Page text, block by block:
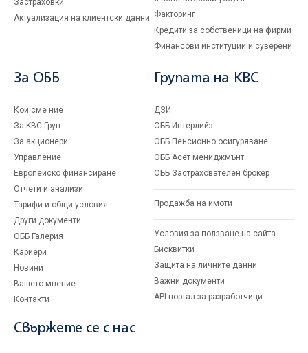
Застраховки
Актуализация на клиентски данни Факторинг
Кредити за собственици на фирми
Финансови институции и суверени
За ОББ
Кои сме ние
За KBC Груп
За акционери
Управление
Европейско финансиране
Отчети и анализи
Тарифи и общи условия
Други документи
ОББ Галерия
Кариери
Новини
Вашето мнение
Контакти
Групата на KBC
ДЗИ
ОББ Интерлийз
ОББ Пенсионно осигуряване
ОББ Асет мениджмънт
ОББ Застрахователен брокер
Продажба на имоти
Условия за ползване на сайта
Бисквитки
Защита на личните данни
Важни документи
API портал за разработчици
Свържете се с нас